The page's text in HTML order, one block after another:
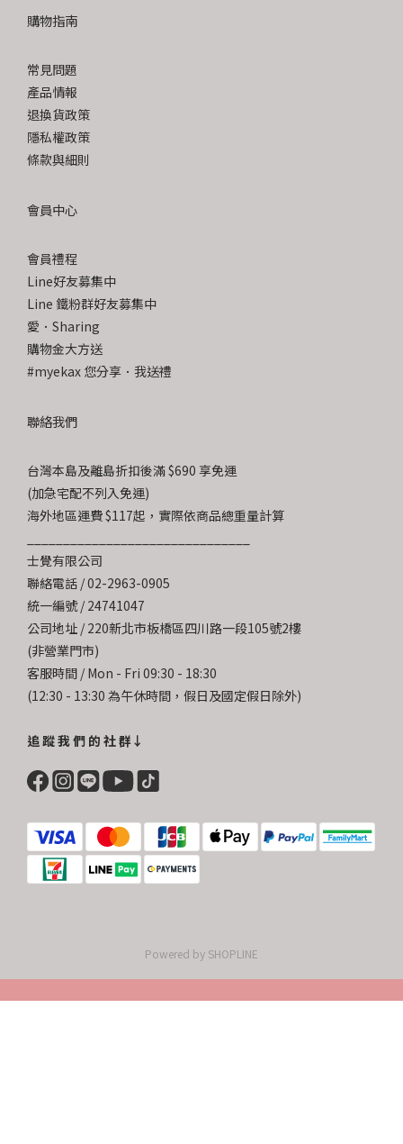
購物指南
常見問題
產品情報
退換貨政策
隱私權政策
條款與細則
會員中心
會員禮程
Line好友募集中
Line 鐵粉群好友募集中
愛．Sharing
購物金大方送
#myekax 您分享．我送禮
聯絡我們
台灣本島及離島折扣後滿 $690 享免運
(加急宅配不列入免運)
海外地區運費 $117起，實際依商品總重量計算
士覺有限公司
聯絡電話 / 02-2963-0905
統一編號 / 24741047
公司地址 / 220新北市板橋區四川路一段105號2樓
(非營業門市)
客服時間 / Mon - Fri 09:30 - 18:30
(12:30 - 13:30 為午休時間，假日及國定假日除外)
追 蹤 我 們 的 社 群↓
Powered by SHOPLINE